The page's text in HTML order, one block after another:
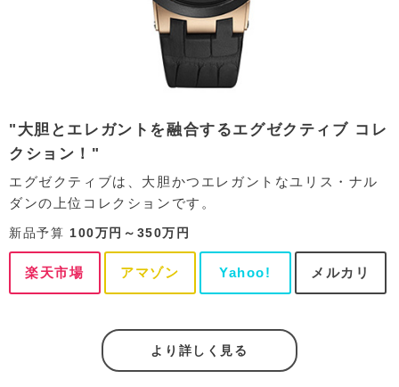
"大胆とエレガントを融合するエグゼクティブ コレ
クション！"
エグゼクティブは、大胆かつエレガントなユリス・ナル
ダンの上位コレクションです。
新品予算 100万円～350万円
楽天市場 アマゾン Yahoo! メルカリ
より詳しく見る